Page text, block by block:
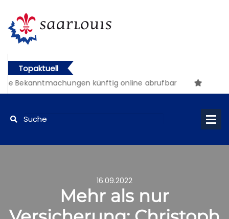
Topaktuell
Bekanntmachungen künftig online abrufbar
16.09.2022
Mehr als nur